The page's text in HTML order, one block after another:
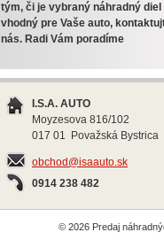
tým, či je vybraný náhradný diel
vhodný pre Vaše auto,
nás. Radi Vám poradíme
I.S.A. AUTO
Moyzesova 816/102
017 01 Považská Bystrica
obchod@isaauto.sk
0914 238 482
© 2026 Predaj